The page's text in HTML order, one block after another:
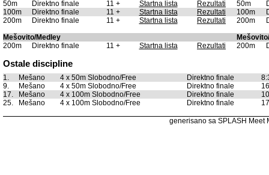
50m Direktno finale 11 + Startna lista Rezultati 50m
100m
Direktno finale 11 + Startna lista Rezultati 100m
200m
Direktno finale 11 + Startna lista Rezultati 200m
Mešovito/Medley
200m
Direktno finale 11 + Startna lista Rezultati 200m
Ostale discipline
1. Mešano 4 x 50m Slobodno/Free Direktno finale
9.
Mešano 4 x 50m Slobodno/Free Direktno finale
17.
Mešano 4 x 100m Slobodno/Free Direktno finale
25.
Mešano 4 x 100m Slobodno/Free Direktno finale
generisano sa SPLASH Meet